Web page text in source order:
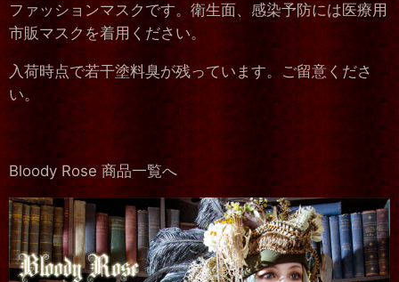
ファッションマスクです。衛生面、感染予防には医療用
市販マスクを着用ください。
入荷時点で若干塗料臭が残っています。ご留意くださ
い。
Bloody Rose 商品一覧へ